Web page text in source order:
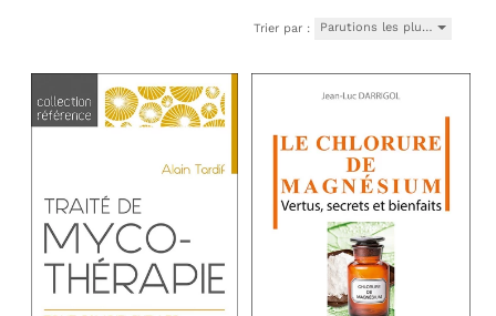
Trier par : Parutions les plu…